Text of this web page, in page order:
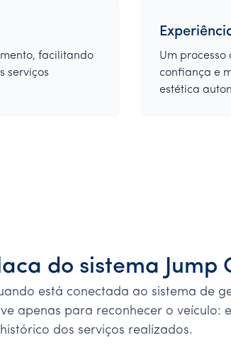
facilitando
serviços
Um
confiança e
estética
do sistema Jump
está conectada ao sistema de
apenas para reconhecer o
dos serviços realizados.